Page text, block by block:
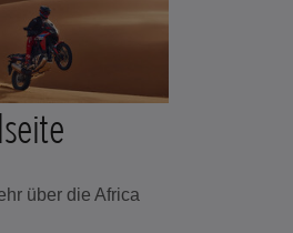
über die Africa